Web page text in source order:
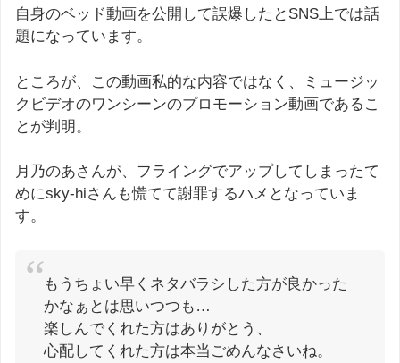
自身のベッド動画を公開して誤爆したとSNS上では話
題になっています。
ところが、この動画私的な内容ではなく、ミュージッ
クビデオのワンシーンのプロモーション動画であるこ
とが判明。
月乃のあさんが、フライングでアップしてしまったて
めにsky-hiさんも慌てて謝罪するハメとなっていま
す。
もうちょい早くネタバラシした方が良かった
かなぁとは思いつつも…
楽しんでくれた方はありがとう、
心配してくれた方は本当ごめんなさいね。